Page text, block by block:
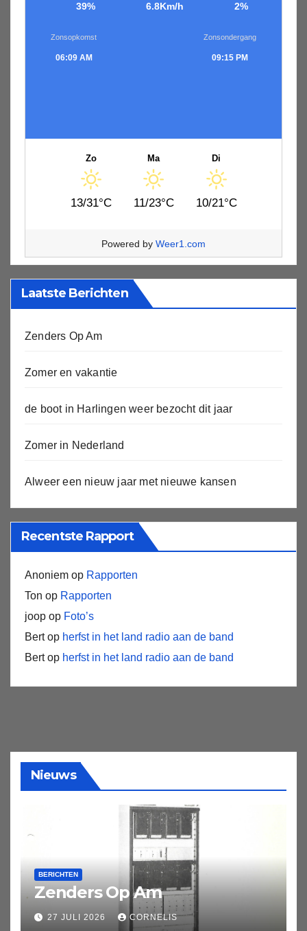
39% 6.8Km/h 2%
Zonsopkomst
06:09 AM
Zonsondergang
09:15 PM
Zo
13/31°C
Ma
11/23°C
Di
10/21°C
Powered by Weer1.com
Laatste Berichten
Zenders Op Am
Zomer en vakantie
de boot in Harlingen weer bezocht dit jaar
Zomer in Nederland
Alweer een nieuw jaar met nieuwe kansen
Recentste Rapport
Anoniem op Rapporten
Ton op Rapporten
joop op Foto’s
Bertop herfst in het land radio aan de band
Bertop herfst in het land radio aan de band
Nieuws
BERICHTEN
Zenders Op Am
27 JULI 2026 CORNELIS